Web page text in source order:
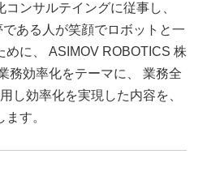
ンサルテイングに従事し、
ある人が笑顔でロボットと一
めに、 ASIMOV ROBOTICS 株
務効率化をテーマに、 業務全
し効率化を実現した内容を、
す。